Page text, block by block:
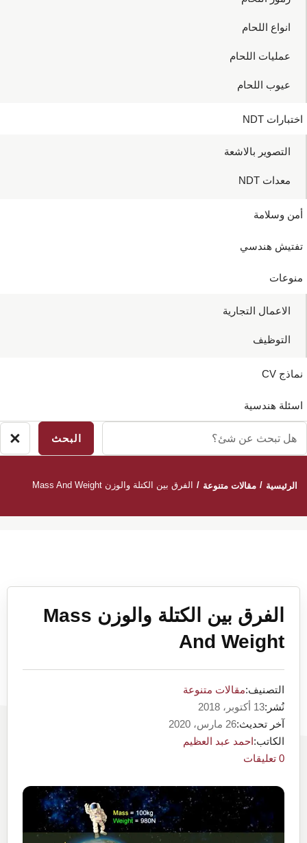
انواع اللحام
عمليات اللحام
عيوب اللحام
اختبارات NDT
التصوير بالاشعة
معدات NDT
أمن وسلامة
تفتيش هندسي
منوعات
الاعمال التجارية
التوظيف
نماذج CV
اسئلة هندسية
تبحث
شئ؟
×
الرئيسية / مقالات متنوعة / الفرق بين الكتلة والوزن Mass And Weight
الفرق بين الكتلة والوزن Mass
And Weight
التصنيف:مقالات متنوعة
نُشر:13 أكتوبر، 2018
آخر تحديث:26 مارس، 2020
الكاتب:احمد عبد العظيم
0 تعليقات